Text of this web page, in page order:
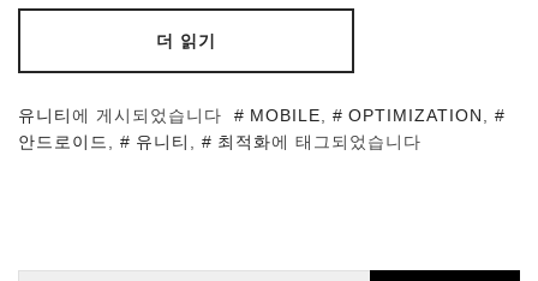
더 읽기
유니티에 게시되었습니다 MOBILE OPTIMIZATION
안드로이드
유니티 최적화에 태그되었습니다